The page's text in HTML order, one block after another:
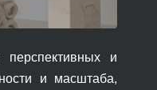
и
и масштаба,